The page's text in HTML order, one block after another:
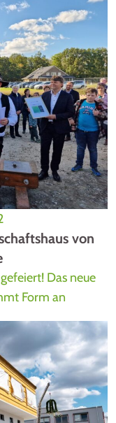
von
Das neue
Form an